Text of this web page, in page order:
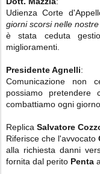
Udienza Corte
giorni scorsi nelle
è stata ceduta
miglioramenti.
Presidente Agnelli:
Comunicazione non
possiamo pretendere
combattiamo ogni
Replica Salvatore
Riferisce che l'avvocato
alla richiesta danni
fornita dal perito Penta a